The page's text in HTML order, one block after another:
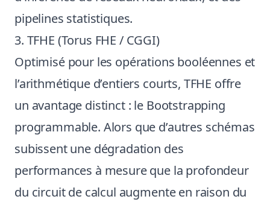
pipelines statistiques.
3. TFHE (Torus FHE / CGGI)
Optimisé pour les opérations booléennes et
l’arithmétique d’entiers courts, TFHE offre
un avantage distinct : le Bootstrapping
programmable. Alors que d’autres schémas
subissent une dégradation des
performances à mesure que la profondeur
du circuit de calcul augmente en raison du